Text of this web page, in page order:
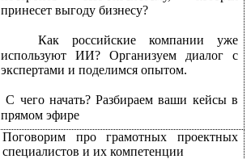
принесет выгоду бизнесу?
Как российские компании уже
используют ИИ? Организуем диалог с
экспертами и поделимся опытом.
С чего начать? Разбираем ваши кейсы в
прямом эфире
Поговорим про грамотных проектных
специалистов и их компетенции